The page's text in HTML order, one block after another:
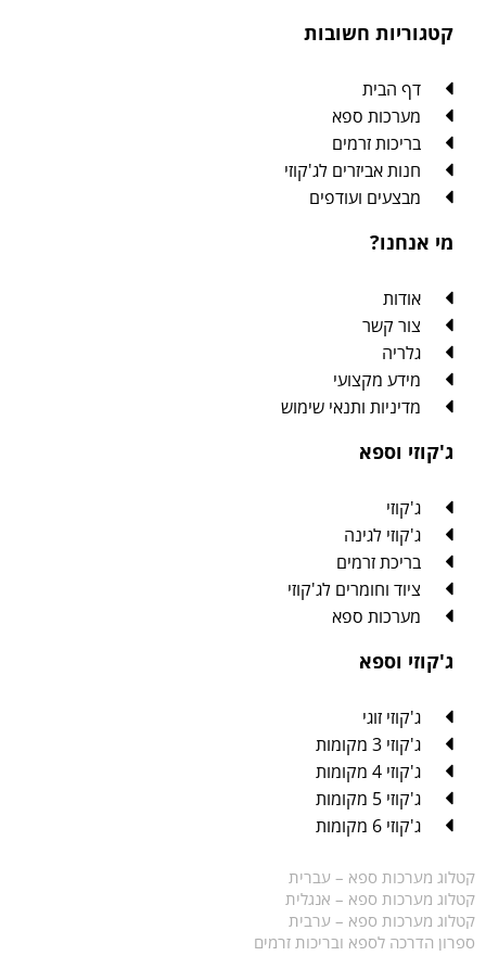
קטגוריות חשובות
דף הבית
מערכות ספא
בריכות זרמים
חנות אביזרים לג'קוזי
מבצעים ועודפים
מי אנחנו?
אודות
צור קשר
גלריה
מידע מקצועי
מדיניות ותנאי שימוש
ג'קוזי וספא
ג'קוזי
ג'קוזי לגינה
בריכת זרמים
ציוד וחומרים לג'קוזי
מערכות ספא
ג'קוזי וספא
ג'קוזי זוגי
ג'קוזי 3 מקומות
ג'קוזי 4 מקומות
ג'קוזי 5 מקומות
ג'קוזי 6 מקומות
קטלוג מערכות ספא – עברית
קטלוג מערכות ספא – אנגלית
קטלוג מערכות ספא – ערבית
ספרון הדרכה לספא ובריכות זרמים